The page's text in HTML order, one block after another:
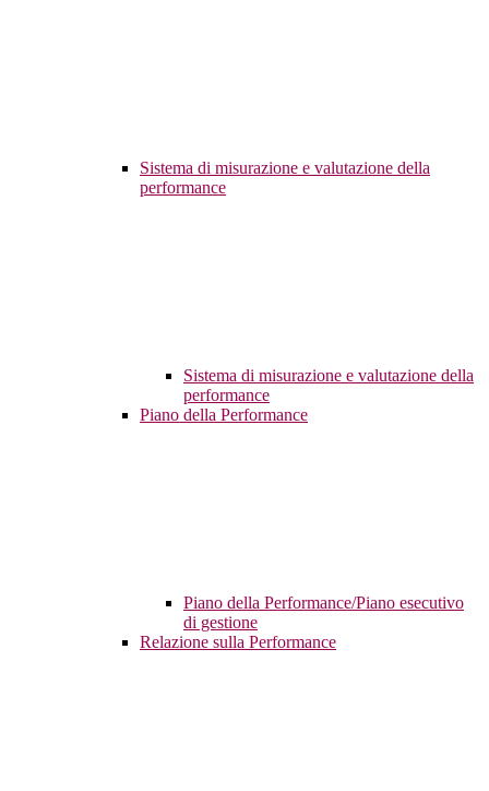
Sistema di misurazione e valutazione della
performance
Sistema di misurazione e valutazione della
performance
Piano della Performance
Piano della Performance/Piano esecutivo
di gestione
Relazione sulla Performance